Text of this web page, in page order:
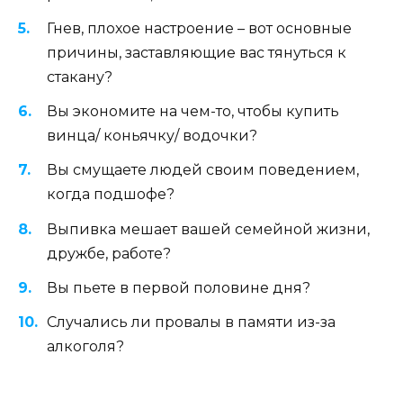
Гнев, плохое настроение – вот основные
причины, заставляющие вас тянуться к
стакану?
Вы экономите на чем-то, чтобы купить
винца/ коньячку/ водочки?
Вы смущаете людей своим поведением,
когда подшофе?
Выпивка мешает вашей семейной жизни,
дружбе, работе?
Вы пьете в первой половине дня?
Случались ли провалы в памяти из-за
алкоголя?